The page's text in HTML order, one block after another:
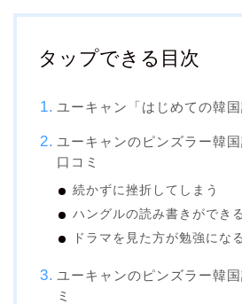
タップできる目次
ユーキャン「はじめての韓
ユーキャンのピンズラー韓
口コミ
続かずに挫折してしまう
ハングルの読み書きができ
ドラマを見た方が勉強になる
ユーキャンのピンズラー韓
ミ